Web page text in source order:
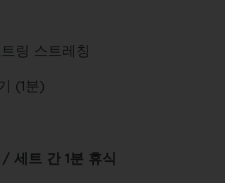
링 스트레칭
(1분)
세트 간 1분 휴식